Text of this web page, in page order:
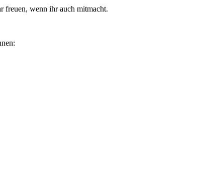
freuen, wenn ihr auch mitmacht.